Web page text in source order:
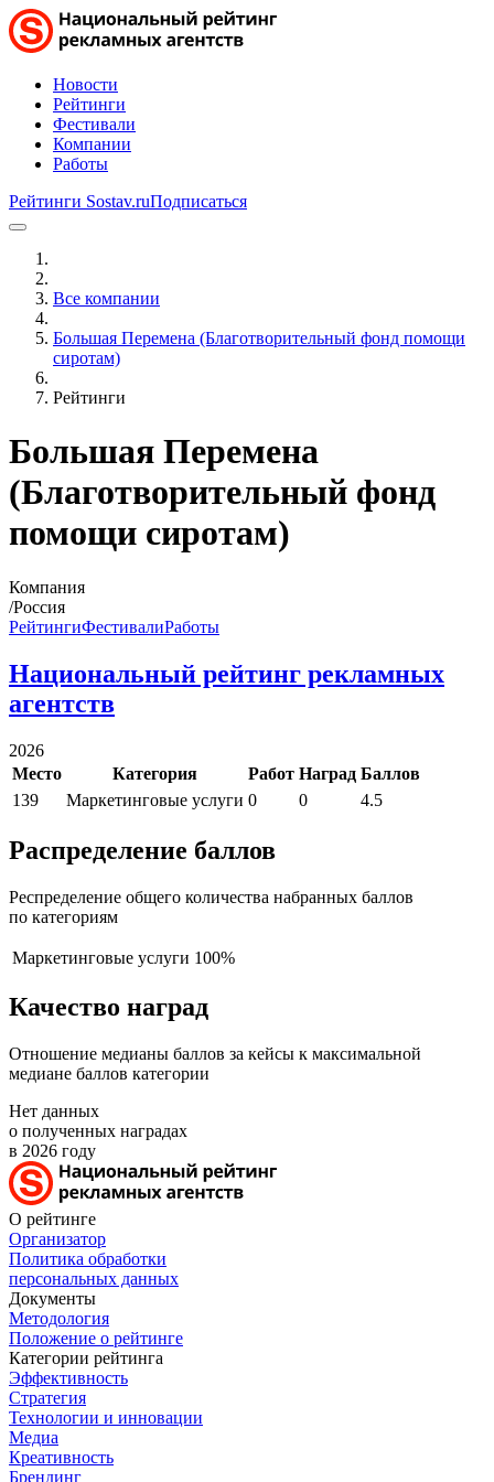
Новости
Рейтинги
Фестивали
Компании
Работы
Рейтинги Sostav.ruПодписаться
Все компании
Большая Перемена (Благотворительный фонд помощи
сиротам)
Рейтинги
Большая Перемена
(Благотворительный фонд
помощи сиротам)
Компания
/Россия
РейтингиФестивалиРаботы
Национальный рейтинг рекламных
агентств
2026
Место
Категория Работ Наград Баллов
139
Маркетинговые услуги 0 0 4.5
Распределение баллов
Респределение общего количества набранных баллов
по категориям
Маркетинговые услуги 100%
Качество наград
Отношение медианы баллов за кейсы к максимальной
медиане баллов категории
Нет данных
о полученных наградах
в 2026 году
О рейтинге
Организатор
Политика обработки
персональных данных
Документы
Методология
Положение о рейтинге
Категории рейтинга
Эффективность
Стратегия
Технологии и инновации
Медиа
Креативность
Брендинг